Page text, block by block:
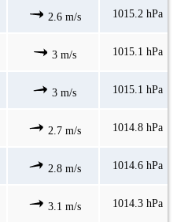
2.6 m/s 1015.2 hPa
3 m/s 1015.1 hPa
3 m/s 1015.1 hPa
2.7 m/s 1014.8 hPa
2.8 m/s 1014.6 hPa
3.1 m/s 1014.3 hPa